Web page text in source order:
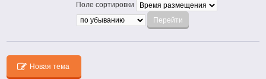
Поле сортировки
Новая тема